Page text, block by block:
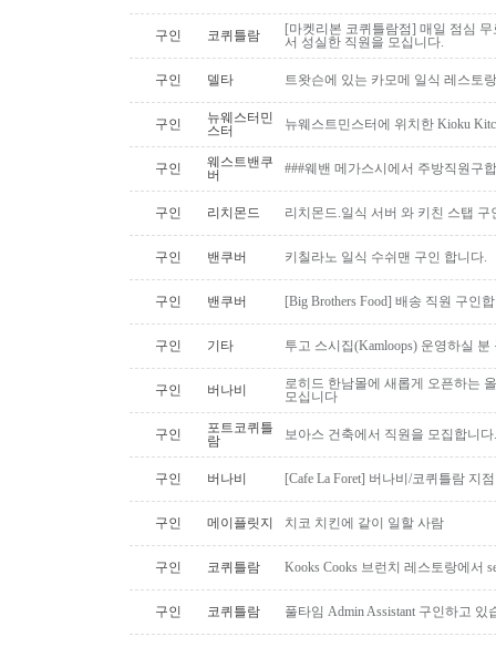
구인 코퀴틀람
[마켓리본 코퀴틀람점] 매일 점심
서 성실한 직원을 모십니다.
구인 델타 트왓슨에 있는 카모메 일식 레스토
구인
뉴웨스터민
스터
뉴웨스트민스터에 위치한 Kioku
구인
웨스트밴쿠
버
###웨밴 메가스시에서 주방직원구
구인 리치몬드 리치몬드.일식 서버 와 키친 스탭 구
구인 밴쿠버 키칠라노 일식 수쉬맨 구인 합니다.
구인 밴쿠버 [Big Brothers Food] 배송 직원 구인
구인 기타 투고 스시집(Kamloops) 운영하실
구인 버나비
로히드 한남몰에 새롭게 오픈하는
모십니다
구인
포트코퀴틀
람
보아스 건축에서 직원을 모집합니다.
구인 버나비 [Cafe La Foret] 버나비/코퀴틀람 지
구인 메이플릿지 치코 치킨에 같이 일할 사람
구인 코퀴틀람 Kooks Cooks 브런치 레스토랑에서
구인 코퀴틀람 풀타임 Admin Assistant 구인하고 있